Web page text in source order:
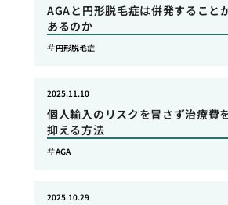
AGAと円形脱毛症は併発すること
あるのか
円形脱毛症
個人輸入のリスクを冒さず治療費
抑える方法
2025.11.10
AGA
2025.10.29